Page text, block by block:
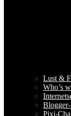
Lust &
Who’s
Pixi-